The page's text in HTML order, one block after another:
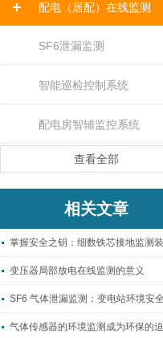
配电（居配）在线监测
SF6泄漏监测
智能巡检控制系统
配电房智辅监控系统
查看全部
相关文章
变压器局部放电在线监测的意义